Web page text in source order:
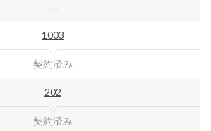
1003
契約済み
202
契約済み